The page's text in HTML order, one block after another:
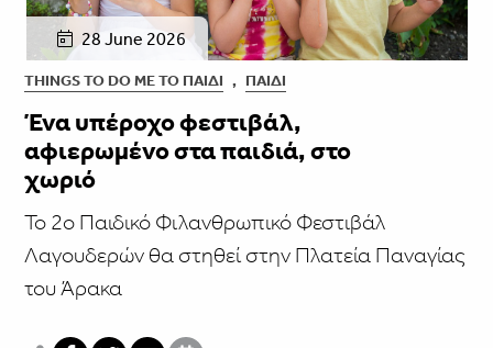
28 June 2026
THINGS TO DO ΜΕ ΤΟ ΠΑΙΔΊ , ΠΑΙΔΊ
Ένα υπέροχο φεστιβάλ,
αφιερωμένο στα παιδιά, στο
χωριό
Το 2ο Παιδικό Φιλανθρωπικό Φεστιβάλ
Λαγουδερών θα στηθεί στην Πλατεία Παναγίας
του Άρακα